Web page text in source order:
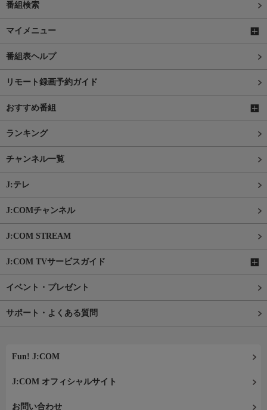
番組検索
マイメニュー
番組表ヘルプ
リモート録画予約ガイド
おすすめ番組
ランキング
チャンネル一覧
J:テレ
J:COMチャンネル
J:COM STREAM
J:COM TVサービスガイド
イベント・プレゼント
サポート・よくある質問
Fun! J:COM
J:COM オフィシャルサイト
お問い合わせ